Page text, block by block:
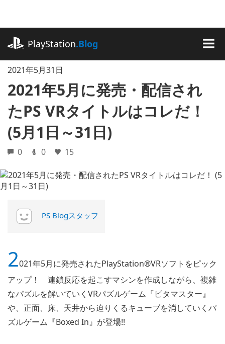
に
ッ
PlayStation.Blog
2021年5月31日
2021年5月に発売・配信され
たPS VRタイトルはコレだ！
(5月1日～31日)
0 0 15
PS Blogスタッフ
2021年5月に発売されたPlayStation®VRソフトをピック
アップ！ 連鎖反応を起こすマシンを作成しながら、複雑
なパズルを解いていくVRパズルゲーム『ピタマスター』
や、正面、床、天井から迫りくるキューブを消していくパ
ズルゲーム『Boxed In』が登場!!